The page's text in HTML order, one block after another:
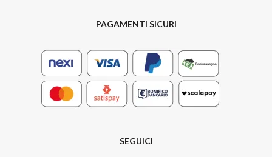
PAGAMENTI SICURI
SEGUICI